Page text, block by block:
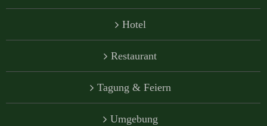
Hotel
Restaurant
Tagung & Feiern
Umgebung